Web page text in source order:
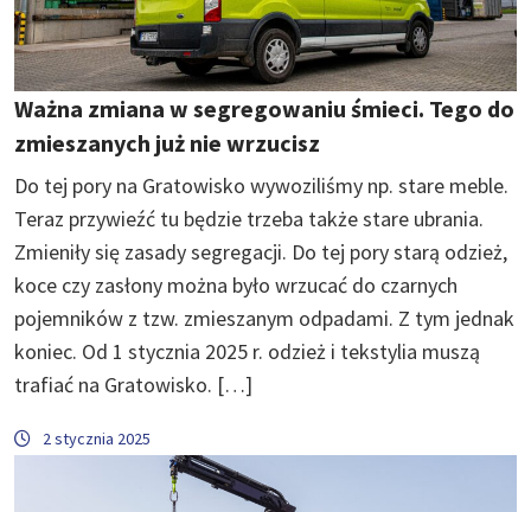
Ważna zmiana w segregowaniu śmieci. Tego do
zmieszanych już nie wrzucisz
Do tej pory na Gratowisko wywoziliśmy np. stare meble.
Teraz przywieźć tu będzie trzeba także stare ubrania.
Zmieniły się zasady segregacji. Do tej pory starą odzież,
koce czy zasłony można było wrzucać do czarnych
pojemników z tzw. zmieszanym odpadami. Z tym jednak
koniec. Od 1 stycznia 2025 r. odzież i tekstylia muszą
trafiać na Gratowisko. […]
2 stycznia 2025